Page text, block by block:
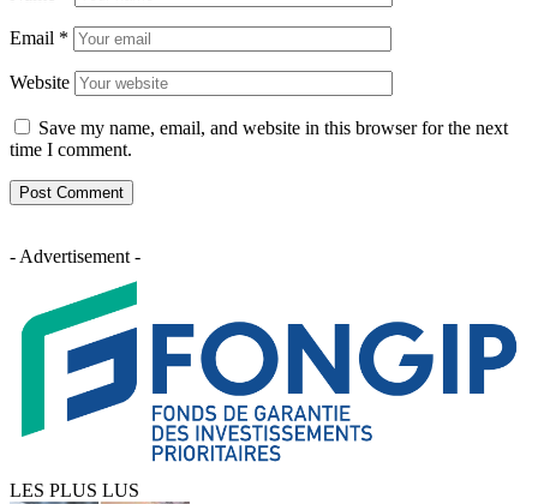
Email *
Website
Save my name, email, and website in this browser for the next
time I comment.
- Advertisement -
LES PLUS LUS